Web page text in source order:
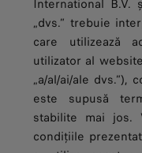
International
„dvs.” trebuie
care utilizează
utilizator al
„a/al/ai/ale dvs.”),
este supusă
stabilite mai jos.
condițiile